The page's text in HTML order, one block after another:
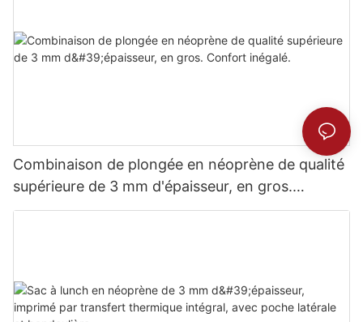
Combinaison de plongée en néoprène de qualité
supérieure de 3 mm d'épaisseur, en gros.
Confort inégalé.